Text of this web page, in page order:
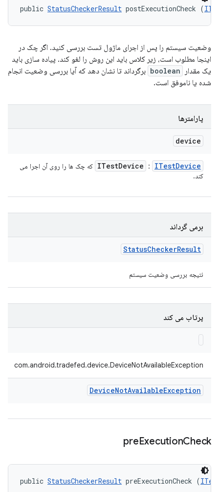
public StatusCheckerResult postExecutionCheck (
وضعیت سیستم را پس از اجرای ماژول تست بررسی کنید. اگر چک در
اینجا مطلوب است، زیر کلاس باید این روش را لغو کند. پیاده سازی باید
یک مقدار
boolean برگرداند تا نشان دهد که آیا بررسی وضعیت انجام
شده یا ناموفق است.
پارامترها
device
ITestDevice : ITestDevice
که چک ها را روی آن اجرا می
کند.
برمی گرداند
StatusCheckerResult
نتیجه بررسی وضعیت سیستم
پرتاب می کند
com.android.tradefed.device.DeviceNotAvailableException
DeviceNotAvailableException
preExecutionCheck
public StatusCheckerResult preExecutionCheck (